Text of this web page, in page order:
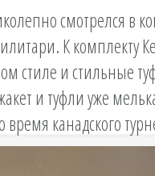
смотрелся в
К комплекту
стиле и стильные
и туфли уже
канадского